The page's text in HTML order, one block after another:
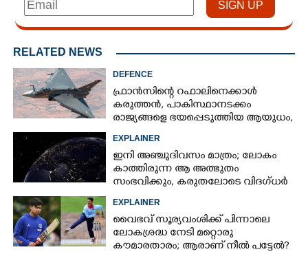
RELATED NEWS
DEFENCE
ഫ്രാൻസിന്റെ റഫാലിനെക്കാൾ
കരുത്തൻ,​ പാകിസ്ഥാനടക്കം
രാജ്യങ്ങളെ ഭയപ്പെടുത്തിയ ആയുധം,​
EXPLAINER
ഇനി അഞ്ചുദിവസം മാത്രം; ലോകം
കാത്തിരുന്ന ആ അത്ഭുതം
സംഭവിക്കും, കരുതലോടെ വിദഗ്ധർ
EXPLAINER
വൈഭവ് സൂര്യവംശിക്ക് പിന്നാലെ
ലോകശ്രദ്ധ നേടി മറ്റൊരു
കൗമാരതാരം; ആരാണ് നീൽ പട്ടേൽ?
×
Share this link